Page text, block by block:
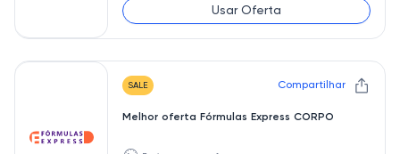
Usar Oferta
SALE Compartilhar
Melhor oferta Fórmulas Express CORPO